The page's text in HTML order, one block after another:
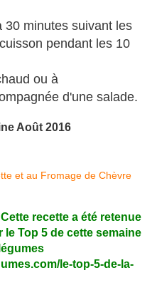
30 minutes suivant les
pendant les 10
ou à
d'une salade.
Août 2016
recette a été retenue
Top 5 de cette semaine
le-top-5-de-la-